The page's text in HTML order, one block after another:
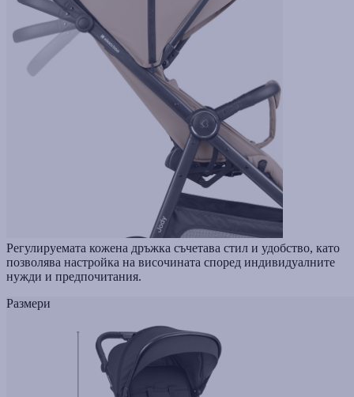
Регулируемата кожена дръжка съчетава стил и удобство, като
позволява настройка на височината според индивидуалните
нужди и предпочитания.
Размери